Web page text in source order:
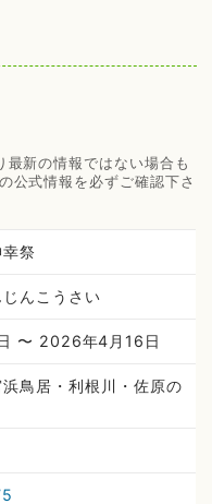
新の情報ではない場合も
公式情報を必ずご確認下さ
祭
んこうさい
〜 2026年4月16日
鳥居・利根川・佐原の